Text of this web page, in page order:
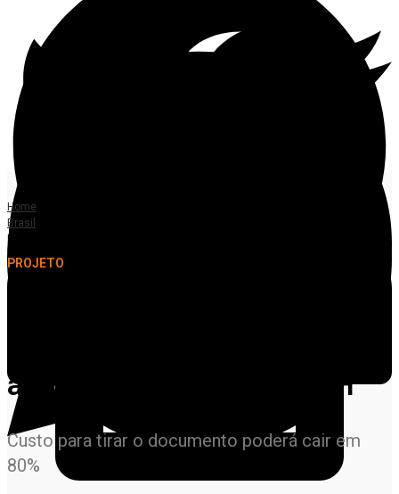
Home
Brasil
Entenda a proposta que retira exigência de autoescola para tirar CNH
PROJETO
autoescola para tirar CNH
Custo para tirar o documento poderá cair em
80%